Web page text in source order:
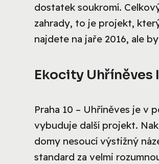
dostatek soukromí.
zahrady, to je projekt,
najdete na jaře 2016, ale
Ekocity Uhříněves I
Praha 10 – Uhříněves je v
vybuduje další projekt.
domy nesoucí výstižný
standard za velmi